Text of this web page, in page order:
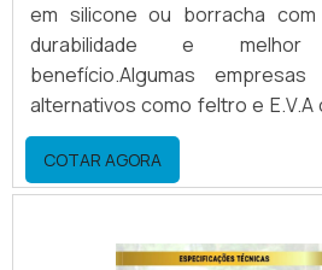
em silicone ou borracha
durabilidade e
benefício.Algumas
alternativos como feltro e
marcas com garantia.Maiores
vedaçõesA vedação para
descartável, porque sofre
mantém parada enquanto o
COTAR AGORA